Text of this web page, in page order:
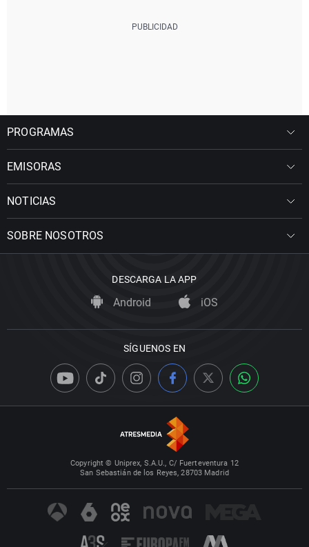
PROGRAMAS
EMISORAS
NOTICIAS
SOBRE NOSOTROS
DESCARGA LA APP
Android iOS
SÍGUENOS EN
Copyright © Uniprex, S.A.U., C/ Fuerteventura 12
San Sebastián de los Reyes, 28703 Madrid